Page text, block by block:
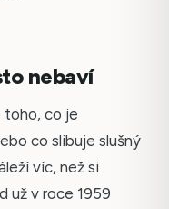
nebaví
toho, co je
co slibuje slušný
víc, než si
už v roce 1959